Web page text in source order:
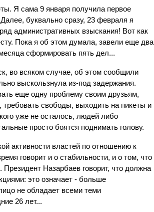
Я сама 9 января получила первое
буквально сразу, 23 февраля я
административных взыскания! Вот как
Пока я об этом думала, завели еще два
сформировать пять дел...
во всяком случае, об этом сообщили
выскользнула из-под задержания.
еще одну проблему своим друзьям,
свободы, выходить на пикеты и
уже не осталось, людей либо
просто боятся поднимать голову.
активности властей по отношению к
говорит и о стабильности, и о том, что
Назарбаев говорит, что должна
это означает - больше
не обладает всеми теми
26 лет...